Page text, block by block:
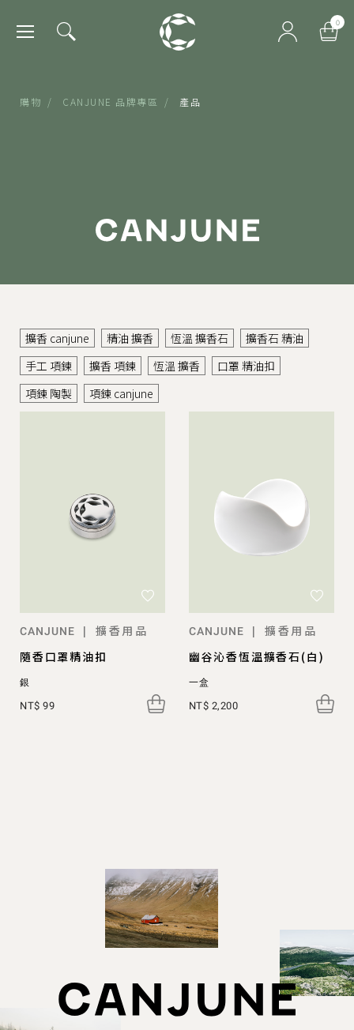
肯園 Canjune 0
購物 / CANJUNE 品牌專區 / 產品
擴香 canjune 精油 擴香 恆溫 擴香石
擴香石 精油
手工 項鍊
擴香 項鍊 恆溫 擴香
口罩 精油扣
項鍊 陶製
項鍊 canjune
CANJUNE |
擴香用品
隨香口罩精油扣
銀
NT$ 99
CANJUNE |
擴香用品
幽谷沁香恆溫擴香石(白)
一盒
NT$ 2,200